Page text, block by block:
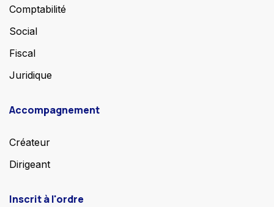
Comptabilité
Social
Fiscal
Juridique
Accompagnement
Créateur
Dirigeant
Inscrit à l'ordre